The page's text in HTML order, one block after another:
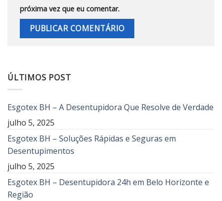
próxima vez que eu comentar.
ÚLTIMOS POST
Esgotex BH – A Desentupidora Que Resolve de Verdade
julho 5, 2025
Esgotex BH – Soluções Rápidas e Seguras em
Desentupimentos
julho 5, 2025
Esgotex BH – Desentupidora 24h em Belo Horizonte e
Região